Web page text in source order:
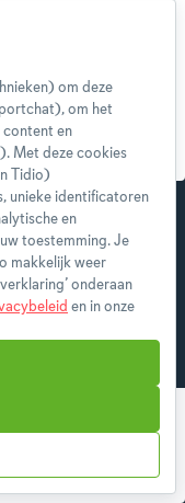
om deze
om het
content en
Met deze cookies
Tidio)
unieke identificatoren
en
toestemming. Je
makkelijk weer
onderaan
en in onze